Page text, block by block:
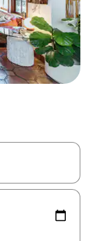
或輕點、滑動裝置。